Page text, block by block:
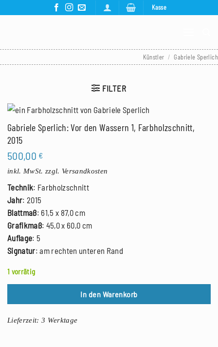
Kasse
Künstler / Gabriele Sperlich
FILTER
Gabriele Sperlich: Vor den Wassern 1, Farbholzschnitt,
2015
500,00 €
inkl. MwSt. zzgl. Versandkosten
Technik: Farbholzschnitt
Jahr: 2015
Blattmaß: 61,5 x 87,0 cm
Grafikmaß: 45,0 x 60,0 cm
Auflage: 5
Signatur: am rechten unteren Rand
1 vorrätig
In den Warenkorb
Lieferzeit:3 Werktage